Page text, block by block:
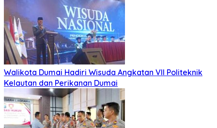
Walikota Dumai Hadiri Wisuda Angkatan VII Politeknik
Kelautan dan Perikanan Dumai